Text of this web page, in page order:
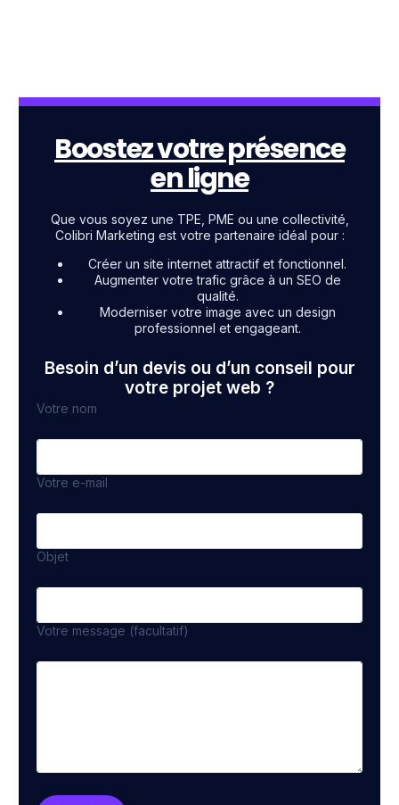
Boostez votre présence
en ligne
Que vous soyez une TPE, PME ou une collectivité,
Colibri Marketing est votre partenaire idéal pour :
Créer un site internet attractif et fonctionnel.
Augmenter votre trafic grâce à un SEO de
qualité.
Moderniser votre image avec un design
professionnel et engageant.
Besoin d’un devis ou d’un conseil pour
votre projet web ?
Votre nom
Votre e-mail
Objet
Votre message (facultatif)